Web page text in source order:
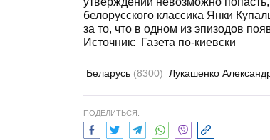
белорусского классика Янки
за то, что в одном из эпизодов
Источник:
Газета по-киевски
Беларусь (8300) Лукашенко
ПОДЕЛИТЬСЯ: